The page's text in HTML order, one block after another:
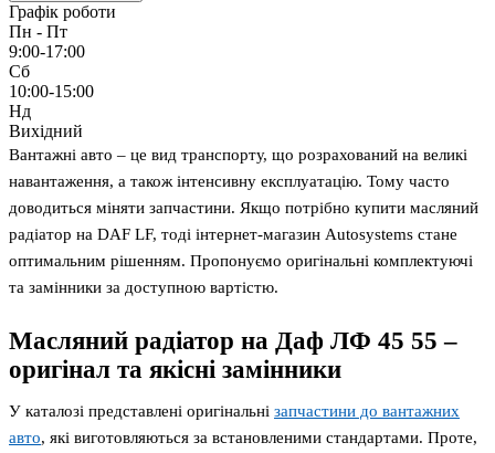
Графік роботи
Пн - Пт
9:00-17:00
Сб
10:00-15:00
Нд
Вихідний
Вантажні авто – це вид транспорту, що розрахований на великі
навантаження, а також інтенсивну експлуатацію. Тому часто
доводиться міняти запчастини. Якщо потрібно купити масляний
радіатор на DAF LF, тоді інтернет-магазин Autosystems стане
оптимальним рішенням. Пропонуємо оригінальні комплектуючі
та замінники за доступною вартістю.
Масляний радіатор на Даф ЛФ 45 55 –
оригінал та якісні замінники
У каталозі представлені оригінальні запчастини до вантажних
авто, які виготовляються за встановленими стандартами. Проте,